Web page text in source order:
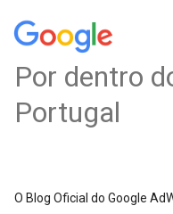
Por dentro
Portugal
O Blog Oficial do Google